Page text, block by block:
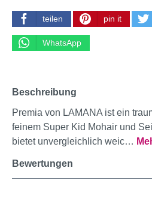
teilen pin it
WhatsApp
Beschreibung
Premia von LAMANA ist ein
feinem Super Kid Mohair und
bietet unvergleichlich weic…
Bewertungen